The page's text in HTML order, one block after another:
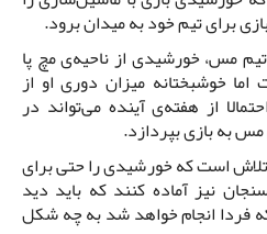
برای تیم خود به میدان برود.
مس، خورشیدی از ناحیه‌ی مچ پا
خوشبختانه میزان دوری او از
از هفته‌ی آینده می‌تواند در
به بازی بپردازد.
است که خورشیدی را حتی برای
نیز آماده کنند که باید دید
فردا انجام خواهد شد به چه شکل